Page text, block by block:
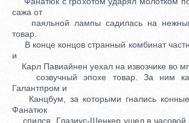
сажа от
паяльной лампы садилась на нежный
товар.
В конце концов странный комбинат
и
Карл Павиайнен уехал на извозчике во
созвучный эпохе товар. За ним
Галантпром и
Канцбум, за которыми гнались конные
Фанатюк
спился, Глазиус-Шенкер ушел в часовой